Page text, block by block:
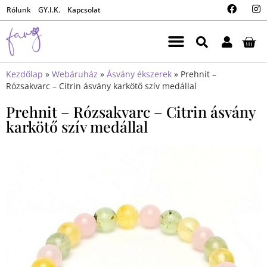
Rólunk GY.I.K. Kapcsolat
Kezdőlap » Webáruház » Ásvány ékszerek » Prehnit –
Rózsakvarc – Citrin ásvány karkötő szív medállal
Prehnit – Rózsakvarc – Citrin ásvány
karkötő szív medállal